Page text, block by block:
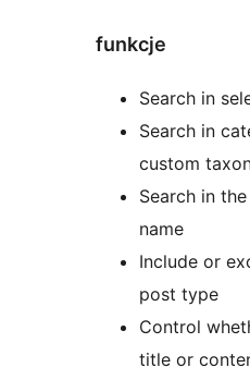
funkcje
Search in
Search in
custom
Search in
name
Include or
post type
Control
title or